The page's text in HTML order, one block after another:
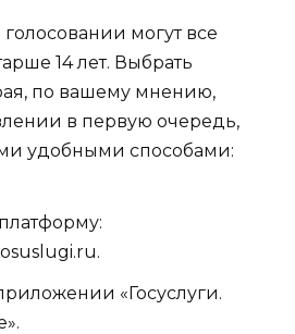
могут все
14 лет. Выбрать
по вашему мнению,
в первую очередь,
удобными способами:
«Госуслуги.